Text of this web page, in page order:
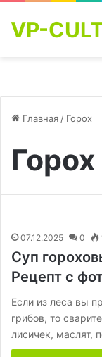
VP-
Главная / Горох
Горох
07.12.2025 0
Суп
Рецепт с
Если из леса вы
грибов, то
лисичек, маслят,